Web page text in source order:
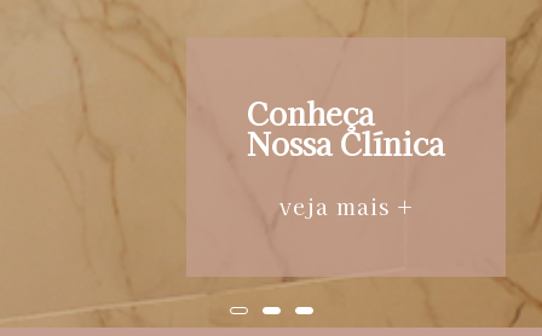
Conheça
Nossa Clínica
veja mais +